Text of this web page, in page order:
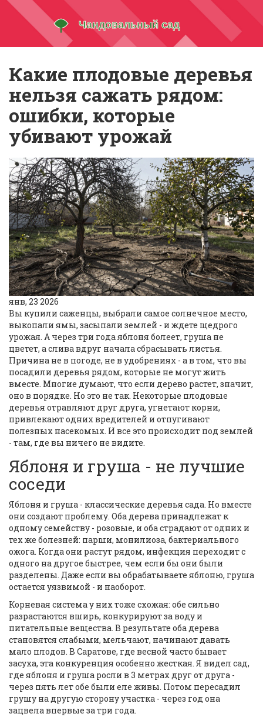
Какие плодовые деревья
нельзя сажать рядом:
ошибки, которые
убивают урожай
янв, 23 2026
Вы купили саженцы, выбрали самое солнечное место,
выкопали ямы, засыпали землей - и ждете щедрого
урожая. А через три года яблоня болеет, груша не
цветет, а слива вдруг начала сбрасывать листья.
Причина не в погоде, не в удобрениях - а в том, что вы
посадили деревья рядом, которые не могут жить
вместе. Многие думают, что если дерево растет, значит,
оно в порядке. Но это не так. Некоторые плодовые
деревья отравляют друг друга, угнетают корни,
привлекают одних вредителей и отпугивают
полезных насекомых. И все это происходит под землей
- там, где вы ничего не видите.
Яблоня и груша - не лучшие
соседи
Яблоня и груша - классические деревья сада. Но вместе
они создают проблему. Оба дерева принадлежат к
одному семейству - розовые, и оба страдают от одних и
тех же болезней: парши, монилиоза, бактериального
ожога. Когда они растут рядом, инфекция переходит с
одного на другое быстрее, чем если бы они были
разделены. Даже если вы обрабатываете яблоню, груша
остается уязвимой - и наоборот.
Корневая система у них тоже схожая: обе сильно
разрастаются вширь, конкурируют за воду и
питательные вещества. В результате оба дерева
становятся слабыми, мельчают, начинают давать
мало плодов. В Саратове, где весной часто бывает
засуха, эта конкуренция особенно жесткая. Я видел сад,
где яблоня и груша росли в 3 метрах друг от друга -
через пять лет обе были еле живы. Потом пересадил
грушу на другую сторону участка - через год она
зацвела впервые за три года.